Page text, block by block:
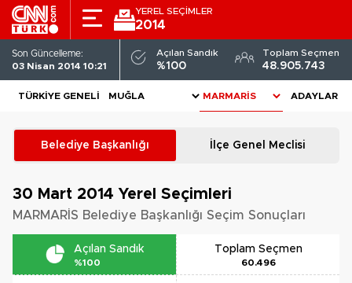
YEREL SEÇİMLER
2014
Son Güncelleme:
03 Nisan 2014 10:21
Açılan Sandık
%100
Toplam Seçmen
48.905.743
TÜRKIYE GENELI ADAYLAR
Belediye Başkanlığı İlçe Genel Meclisi
30 Mart 2014 Yerel Seçimleri
MARMARİS Belediye Başkanlığı Seçim Sonuçları
Açılan Sandık
%100
Toplam Seçmen
60.496